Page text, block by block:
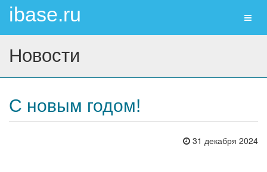
ibase.ru
Новости
С новым годом!
31 декабря 2024